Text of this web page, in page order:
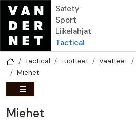
Hyppää pääsisältöön
Safety
Sport
Liikelahjat
Tactical
Tactical Tuotteet Vaatteet
Miehet
Miehet